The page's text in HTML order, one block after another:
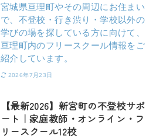
宮城県亘理町やその周辺にお住まい
で、不登校・行き渋り・学校以外の
学びの場を探している方に向けて、
亘理町内のフリースクール情報をご
紹介しています。
2026年7月23日
【最新2026】新宮町の不登校サポ
ート｜家庭教師・オンライン・フ
リースクール12校